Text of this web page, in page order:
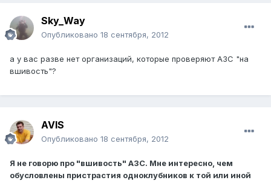
Sky_Way
Опубликовано 18 сентября, 2012
а у вас разве нет организаций, которые проверяют АЗС "на
вшивость"?
AVIS
Опубликовано 18 сентября, 2012
Я не говорю про "вшивость" АЗС. Мне интересно, чем
обусловлены пристрастия одноклубников к той или иной